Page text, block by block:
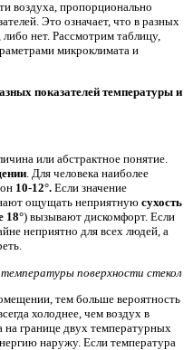
воздуха, пропорционально
Это означает, что в разных
либо нет. Рассмотрим таблицу,
микроклимата и
показателей температуры и
или абстрактное понятие.
. Для человека наиболее
10-12°. Если значение
ощущать неприятную сухость
18°) вызывают дискомфорт. Если
неприятно для всех людей, а
поверхности стекол
тем больше вероятность
холоднее, чем воздух в
границе двух температурных
наружу. Если температура